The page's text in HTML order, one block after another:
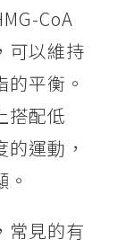
CoA
可以維持
平衡。
搭配低
運動，
常見的有